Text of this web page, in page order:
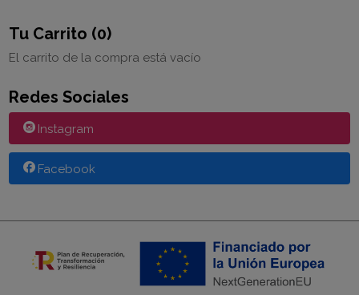
Tu Carrito (0)
El carrito de la compra está vacío
Redes Sociales
Instagram
Facebook